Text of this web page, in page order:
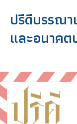
ปรีดีบรรณ
และอนาคต